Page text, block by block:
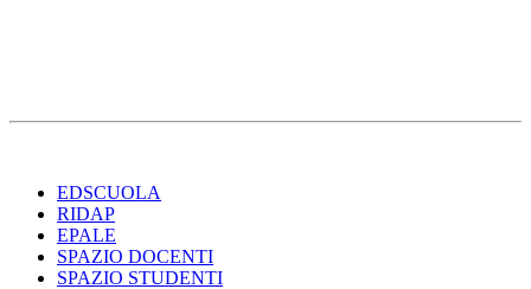
EDSCUOLA
RIDAP
EPALE
SPAZIO DOCENTI
SPAZIO STUDENTI